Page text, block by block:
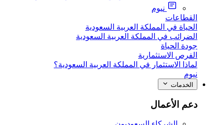
نيوم
القطاعات
الحياة في المملكة العربية السعودية
الضرائب في المملكة العربية السعودية
جودة الحياة
الفرص الاستثمارية
لماذا الاستثمار في المملكة العربية السعودية؟
نيوم
الخدمات
دعم الأعمال